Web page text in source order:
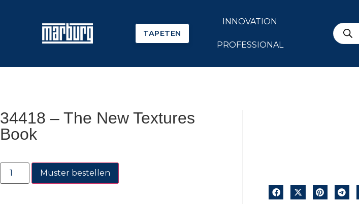
TAPETEN
INNOVATION
PROFESSIONAL
34418 – The New Textures
Book
Muster bestellen